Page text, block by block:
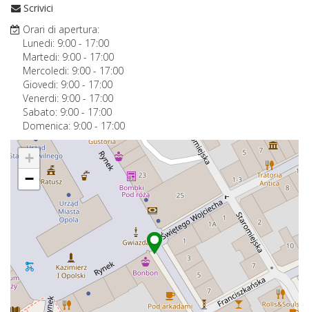
Scrivici
Orari di apertura:
Lunedi: 9:00 - 17:00
Martedi: 9:00 - 17:00
Mercoledi: 9:00 - 17:00
Giovedi: 9:00 - 17:00
Venerdi: 9:00 - 17:00
Sabato: 9:00 - 17:00
Domenica: 9:00 - 17:00
+
−